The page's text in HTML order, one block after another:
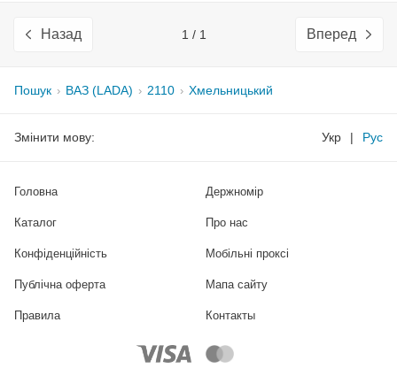
Назад 1 / 1 Вперед
Пошук ВАЗ (LADA) 2110 Хмельницький
Змінити мову: Укр | Рус
Головна
Каталог
Держномір
Про нас
Конфіденційність Мобільні проксі
Публічна оферта Мапа сайту
Правила Контакты